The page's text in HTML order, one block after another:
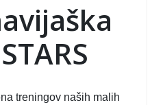
treningov naših malih